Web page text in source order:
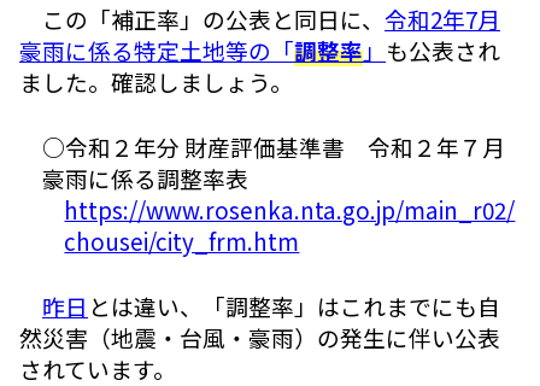
この「補正率」の公表と同日に、 令和2年7月
豪雨に係る特定土地等の「調整率」 も公表され
ました。確認しましょう。
○令和２年分 財産評価基準書 令和２年７月
豪雨に係る調整率表
https://www.rosenka.nta.go.jp/main_r02/
chousei/city_frm.htm
昨日 とは違い、「調整率」はこれまでにも自
然災害（地震・台風・豪雨）の発生に伴い公表
されています。